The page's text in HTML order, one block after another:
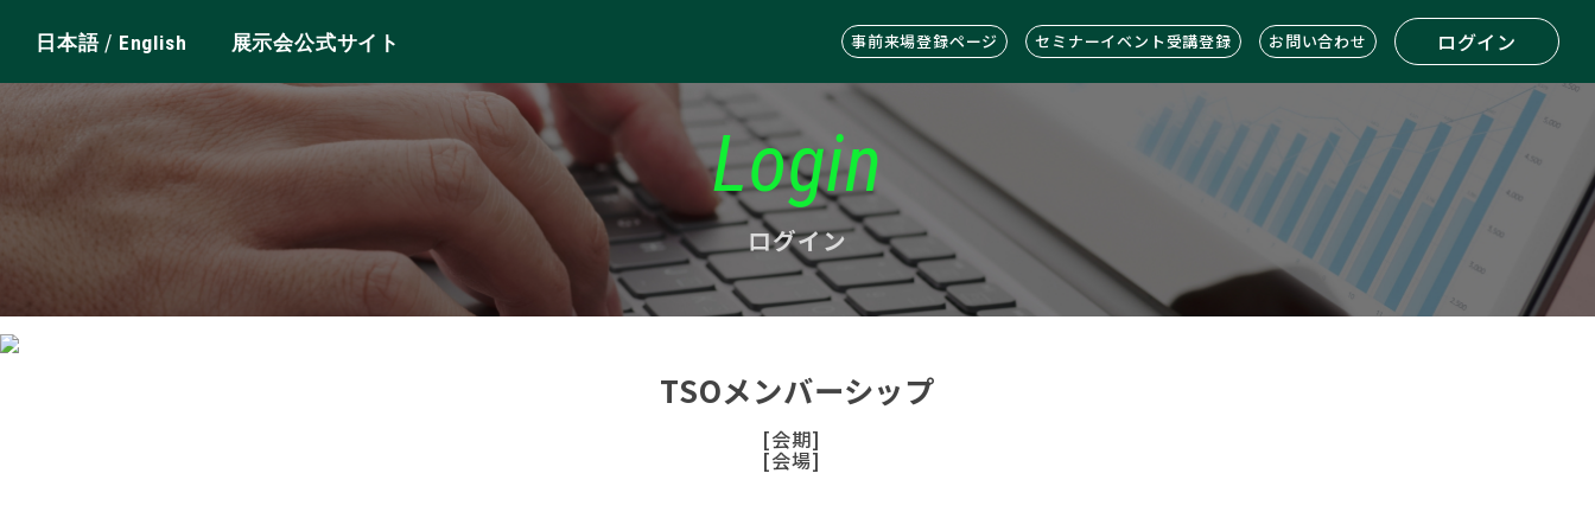
日本語/ English 展示会公式サイト 事前来場登録ページ セミナーイベント受講登録 お問い合わせ ログイン
Login
ログイン
TSOメンバーシップ
[会期]
[会場]